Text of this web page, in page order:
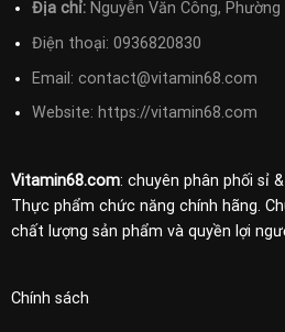
Địa chỉ:Nguyễn Văn Công, Phường
Điện thoại: 0936820830
Email: contact@vitamin68.com
Website: https://vitamin68.com
Vitamin68.com: chuyên phân phối sỉ
Thực phẩm chức năng chính hãng.
chất lượng sản phẩm và quyền lợi
Chính sách